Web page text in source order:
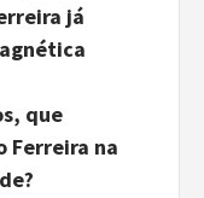
já
que
Ferreira na